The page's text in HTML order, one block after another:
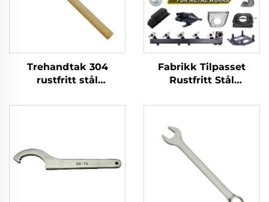
Trehandtak 304
rustfritt stål
god
sveiseslagger
Fabrikk Tilpasset
Rustfritt Stål
Laserkutting Sveising
Metalldelproduksjon